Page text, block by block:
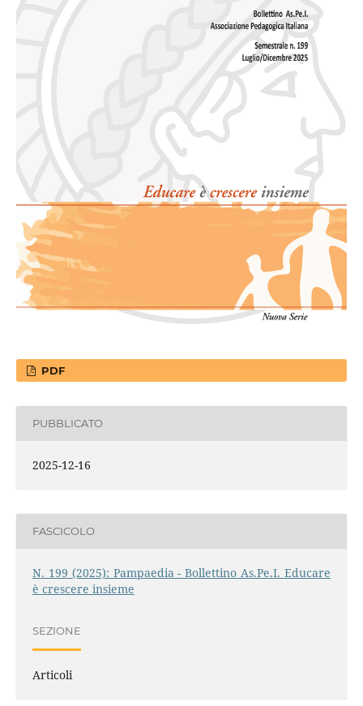
PDF
PUBBLICATO
2025-12-16
FASCICOLO
N. 199 (2025): Pampaedia - Bollettino As.Pe.I. Educare
è crescere insieme
SEZIONE
Articoli